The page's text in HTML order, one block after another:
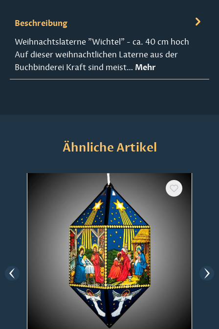
Beschreibung
Weihnachtslaterne "Wichtel" - ca. 40 cm hoch
Auf dieser weihnachtlichen Laterne aus der
Buchbinderei Kraft sind meist… Mehr
Produktgalerie überspringen
Ähnliche Artikel